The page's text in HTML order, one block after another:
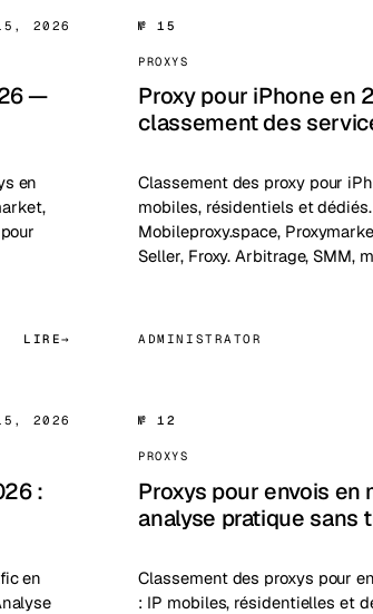
2026
—
en
LIRE
№ 15
PROXYS
Proxy pour iPhone en
classement des
Classement des proxy pour
mobiles, résidentiels et
Mobileproxy.space,
Seller, Froxy. Arbitrage, SMM,
ADMINISTRATOR
2026
:
en
№ 12
PROXYS
Proxys pour envois en
analyse pratique sans
Classement des proxys pour
: IP mobiles, résidentielles et